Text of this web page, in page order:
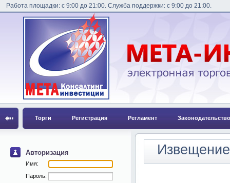
Работа площадки: с 9:00 до 21:00. Служба поддержки: с 9:00 до 21:00.
Торги Регистрация Регламент Законодательство
Авторизация
Имя:
Пароль: